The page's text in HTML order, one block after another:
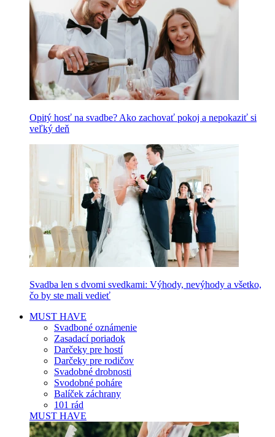
Opitý hosť na svadbe? Ako zachovať pokoj a nepokaziť si
veľký deň
Svadba len s dvomi svedkami: Výhody, nevýhody a všetko,
čo by ste mali vedieť
MUST HAVE
Svadboné oznámenie
Zasadací poriadok
Darčeky pre hostí
Darčeky pre rodičov
Svadobné drobnosti
Svodobné poháre
Balíček záchrany
101 rád
MUST HAVE